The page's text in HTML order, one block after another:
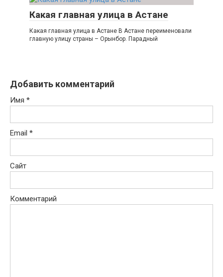
Какая главная улица в Астане
Какая главная улица в Астане В Астане переименовали
главную улицу страны – Орынбор. Парадный
Добавить комментарий
Имя *
Email *
Сайт
Комментарий